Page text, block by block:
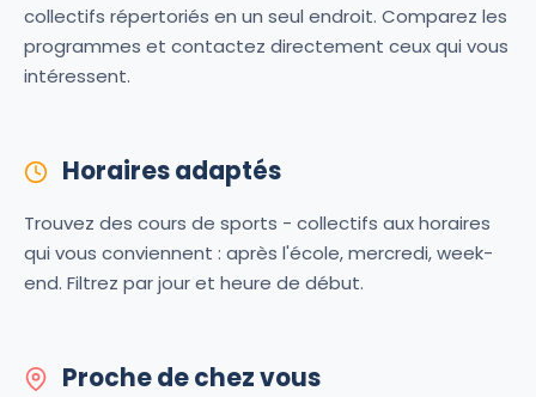
collectifs répertoriés en un seul endroit. Comparez les
programmes et contactez directement ceux qui vous
intéressent.
Horaires adaptés
Trouvez des cours de sports - collectifs aux horaires
qui vous conviennent : après l'école, mercredi, week-
end. Filtrez par jour et heure de début.
Proche de chez vous